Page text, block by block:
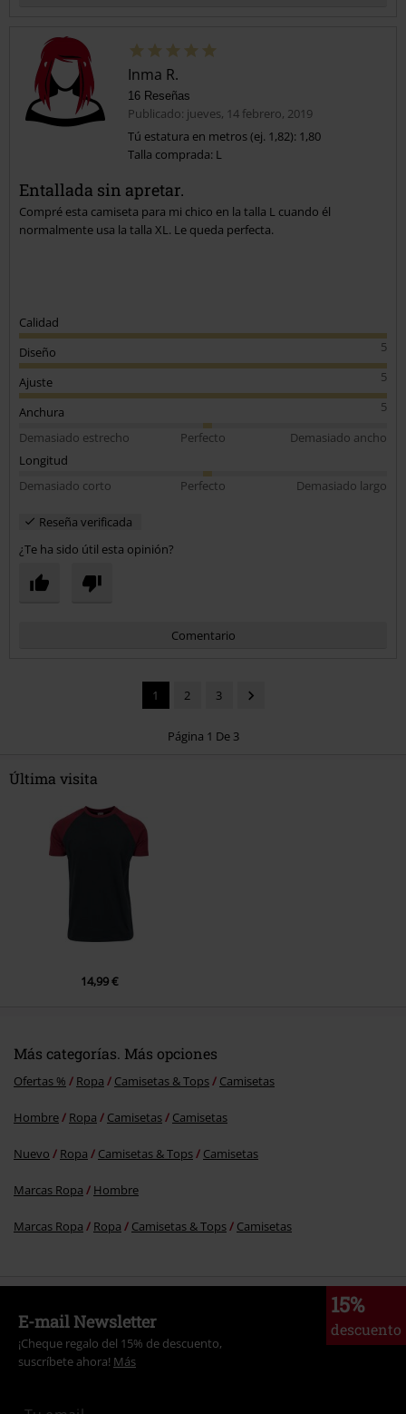
Enviar comentario
Inma R.
16 Reseñas
Publicado: jueves, 14 febrero, 2019
Tú estatura en metros (ej. 1,82): 1,80
Talla comprada: L
Entallada sin apretar.
Compré esta camiseta para mi chico en la talla L cuando él
normalmente usa la talla XL. Le queda perfecta.
Calidad
5
Diseño
5
Ajuste
5
Anchura
Demasiado estrecho
Perfecto
Demasiado ancho
Longitud
Demasiado corto
Perfecto Demasiado largo
Reseña verificada
¿Te ha sido útil esta opinión?
Comentario
Enviar comentario
1 2 3
Página 1 De 3
Última visita
14,99 €
Más categorías. Más opciones
Ofertas % Ropa Camisetas & Tops Camisetas
Hombre Ropa Camisetas Camisetas
Nuevo Ropa Camisetas & Tops Camisetas
Marcas Ropa Hombre
Marcas Ropa Ropa Camisetas & Tops Camisetas
15%
descuento
E-mail Newsletter
¡Cheque regalo del 15% de descuento,
suscríbete ahora! Más